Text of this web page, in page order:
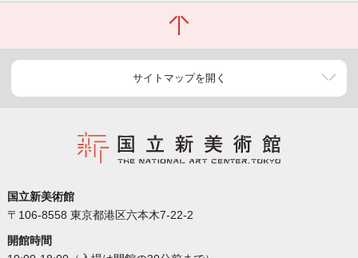
サイトマップを開く
国立新美術館
〒106-8558 東京都港区六本木7-22-2
開館時間